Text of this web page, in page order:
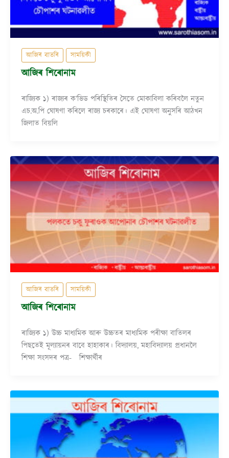
আজিৰ বাতৰি সাময়িকী
আজিৰ শিৰোনাম
ৰাজ্যিক ১) ৰাজ্যৰ ক’ভিড পৰিস্থিতিৰ সৈতে মোকাবিলা কৰিবলৈ নতুন
এচ.অ.পি ঘোষণা কৰিলে ৰাজ্য চৰকাৰে। এই ঘোষণা অনুসৰি আঠখন
জিলাত বিয়লি
আজিৰ বাতৰি সাময়িকী
আজিৰ শিৰোনাম
ৰাজ্যিক ১) উচ্চ মাধ্যমিক আৰু উচ্চতৰ মাধ্যমিক পৰীক্ষা বাতিলৰ
পিছতেই মূল্যায়নৰ বাবে হাহাকাৰ। বিদ্যালয়, মহাবিদ্যালয় প্ৰধানলৈ
শিক্ষা সংসদৰ পত্ৰ- শিক্ষাৰ্থীৰ